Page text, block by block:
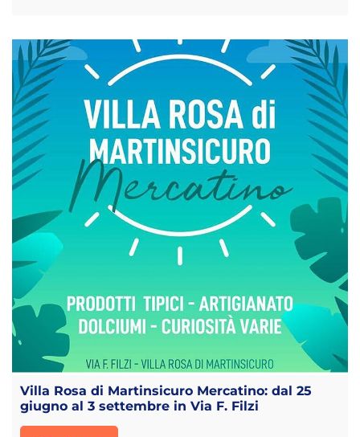
Villa Rosa di Martinsicuro Mercatino: dal 25
giugno al 3 settembre in Via F. Filzi